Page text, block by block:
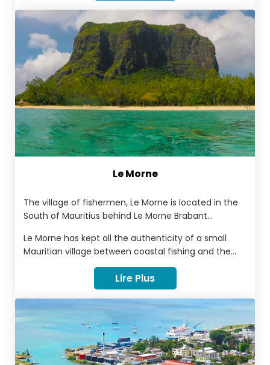
Le Morne
The village of fishermen, Le Morne is located in the
South of Mauritius behind Le Morne Brabant
by UNESCO. The inhabitants of Le Morne proudly
preserve the spirit of Le Morne mountain by passing
on its history for several generations.
Le Morne has kept all the authenticity of a small
Mauritian village between coastal fishing and the
cultivation of the land.
Lire Plus